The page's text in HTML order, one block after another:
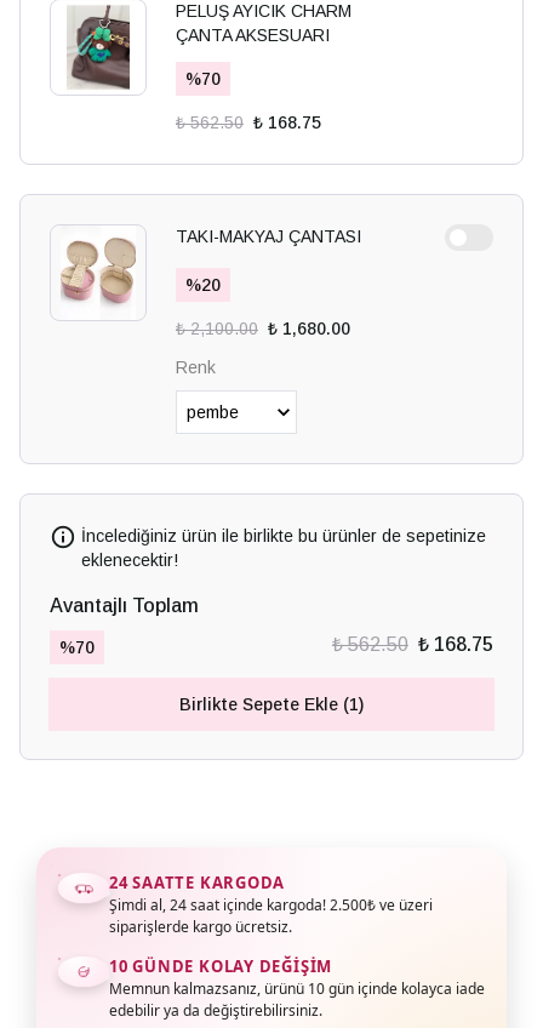
PELUŞ AYICIK CHARM
ÇANTA AKSESUARI
%70
₺ 562.50 ₺ 168.75
TAKI-MAKYAJ ÇANTASI
%20
₺ 2,100.00 ₺ 1,680.00
Renk
İncelediğiniz ürün ile birlikte bu ürünler de sepetinize
eklenecektir!
Avantajlı Toplam
%70 ₺ 562.50 ₺ 168.75
Birlikte Sepete Ekle (1)
24 SAATTE KARGODA
Şimdi al, 24 saat içinde kargoda! 2.500₺ ve üzeri
siparişlerde kargo ücretsiz.
10 GÜNDE KOLAY DEĞIŞIM
Memnun kalmazsanız, ürünü 10 gün içinde kolayca iade
edebilir ya da değiştirebilirsiniz.